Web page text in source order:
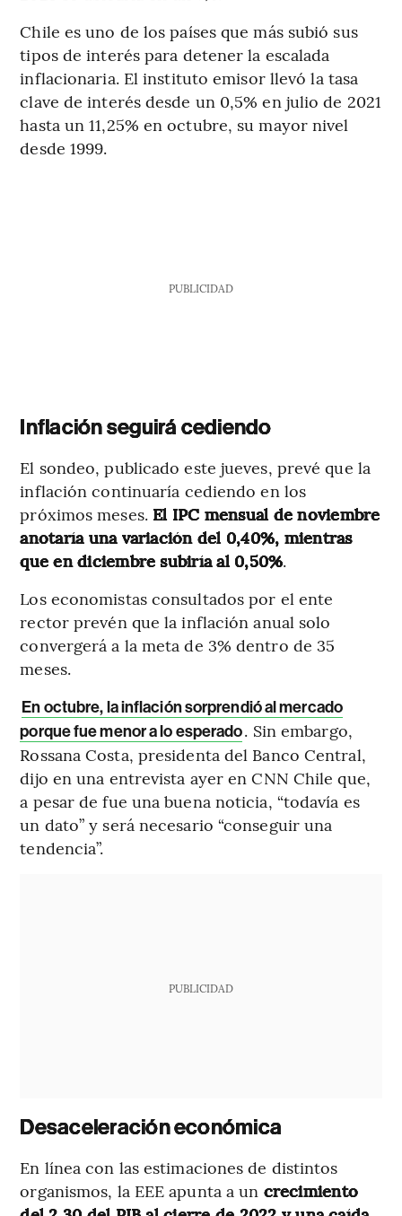
Chile es uno de los países que más subió sus
tipos de interés para detener la escalada
inflacionaria. El instituto emisor llevó la tasa
clave de interés desde un 0,5% en julio de 2021
hasta un 11,25% en octubre, su mayor nivel
desde 1999.
PUBLICIDAD
Inflación seguirá cediendo
El sondeo, publicado este jueves, prevé que la
inflación continuaría cediendo en los
próximos meses. El IPC mensual de noviembre
anotaría una variación del 0,40%, mientras
que en diciembre subiría al 0,50%.
Los economistas consultados por el ente
rector prevén que la inflación anual solo
convergerá a la meta de 3% dentro de 35
meses.
En octubre, la inflación sorprendió al mercado
porque fue menor a lo esperado. Sin embargo,
Rossana Costa, presidenta del Banco Central,
dijo en una entrevista ayer en CNN Chile que,
a pesar de fue una buena noticia, “todavía es
un dato” y será necesario “conseguir una
tendencia”.
PUBLICIDAD
Desaceleración económica
En línea con las estimaciones de distintos
organismos, la EEE apunta a un crecimiento